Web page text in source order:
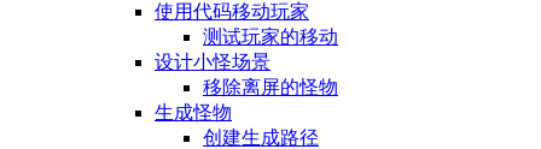
使用代码移动玩家
测试玩家的移动
设计小怪场景
移除离屏的怪物
生成怪物
创建生成路径